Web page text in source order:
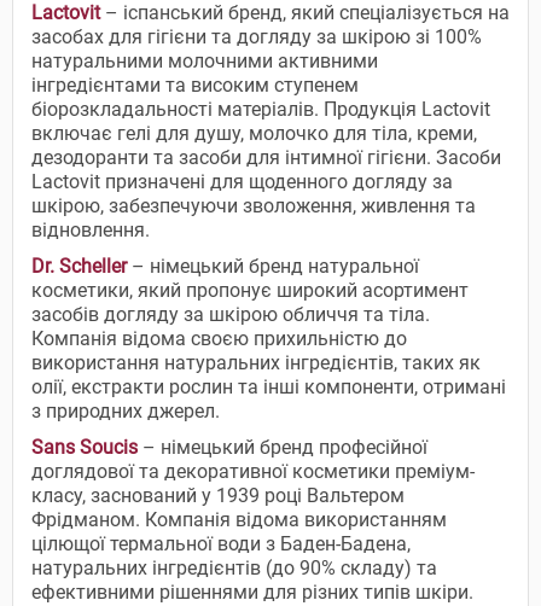
Lactovit– іспанський бренд, який спеціалізується на
засобах для гігієни та догляду за шкірою зі 100%
натуральними молочними активними
інгредієнтами та високим ступенем
біорозкладальності матеріалів. Продукція Lactovit
включає гелі для душу, молочко для тіла, креми,
дезодоранти та засоби для інтимної гігієни. Засоби
Lactovit призначені для щоденного догляду за
шкірою, забезпечуючи зволоження, живлення та
відновлення.
Dr. Scheller– німецький бренд натуральної
косметики, який пропонує широкий асортимент
засобів догляду за шкірою обличчя та тіла.
Компанія відома своєю прихильністю до
використання натуральних інгредієнтів, таких як
олії, екстракти рослин та інші компоненти, отримані
з природних джерел.
Sans Soucis – німецький бренд професійної
доглядової та декоративної косметики преміум-
класу, заснований у 1939 році Вальтером
Фрідманом. Компанія відома використанням
цілющої термальної води з Баден-Бадена,
натуральних інгредієнтів (до 90% складу) та
ефективними рішеннями для різних типів шкіри.